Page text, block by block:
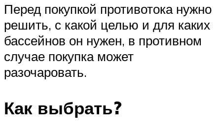
Перед покупкой противотока нужно
решить, с какой целью и для каких
бассейнов он нужен, в противном
случае покупка может
разочаровать.
Как выбрать?